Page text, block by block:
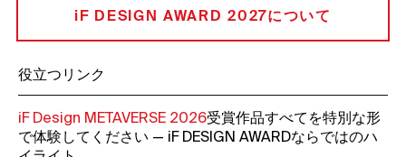
iF DESIGN AWARD 2027について
役立つリンク
iF Design METAVERSE 2026受賞作品すべてを特別な形
で体験してください — iF DESIGN AWARDならではのハ